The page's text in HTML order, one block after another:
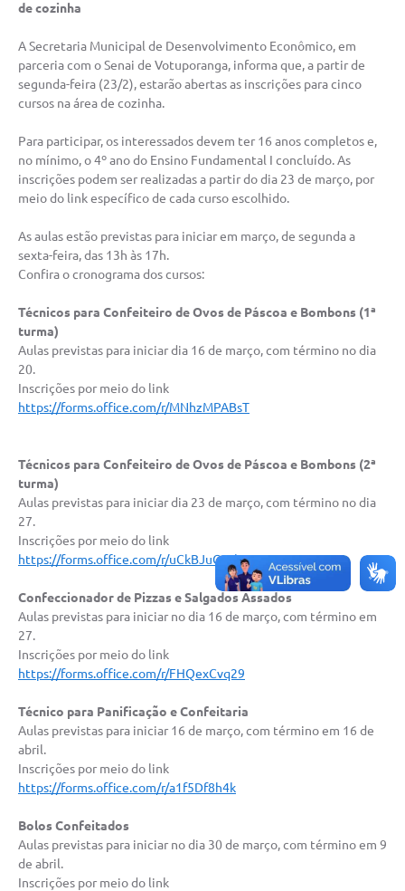
Agenda
Contato
de cozinha
A Secretaria Municipal de Desenvolvimento Econômico, em
parceria com o Senai de Votuporanga, informa que, a partir de
segunda-feira (23/2), estarão abertas as inscrições para cinco
cursos na área de cozinha.
Para participar, os interessados devem ter 16 anos completos e,
no mínimo, o 4º ano do Ensino Fundamental I concluído. As
inscrições podem ser realizadas a partir do dia 23 de março, por
meio do link específico de cada curso escolhido.
As aulas estão previstas para iniciar em março, de segunda a
sexta-feira, das 13h às 17h.
Confira o cronograma dos cursos:
Técnicos para Confeiteiro de Ovos de Páscoa e Bombons (1ª
turma)
Aulas previstas para iniciar dia 16 de março, com término no dia
20.
Inscrições por meio do link
https://forms.office.com/r/MNhzMPABsT
Técnicos para Confeiteiro de Ovos de Páscoa e Bombons (2ª
turma)
Aulas previstas para iniciar dia 23 de março, com término no dia
27.
Inscrições por meio do link
https://forms.office.com/r/uCkBJuQjBh
Confeccionador de Pizzas e Salgados Assados
Aulas previstas para iniciar no dia 16 de março, com término em
27.
Inscrições por meio do link
https://forms.office.com/r/FHQexCvq29
Técnico para Panificação e Confeitaria
Aulas previstas para iniciar 16 de março, com término em 16 de
abril.
Inscrições por meio do link
https://forms.office.com/r/a1f5Df8h4k
Bolos Confeitados
Aulas previstas para iniciar no dia 30 de março, com término em 9
de abril.
Inscrições por meio do link